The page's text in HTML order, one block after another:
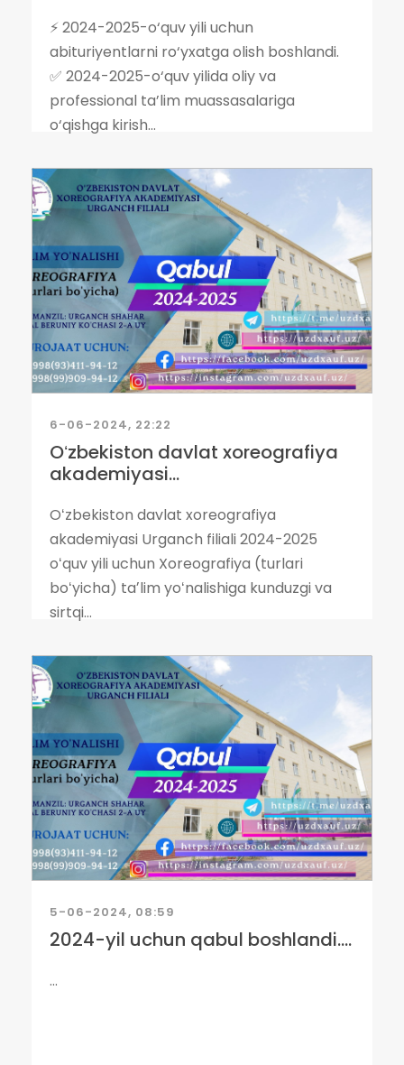
⚡️ 2024-2025-o‘quv yili uchun
abituriyentlarni ro‘yxatga olish boshlandi.
✅ 2024-2025-o‘quv yilida oliy va
professional ta’lim muassasalariga
o‘qishga kirish...
6-06-2024, 22:22
Oʻzbekiston davlat xoreografiya
akademiyasi...
Oʻzbekiston davlat xoreografiya
akademiyasi Urganch filiali 2024-2025
oʻquv yili uchun Xoreografiya (turlari
boʻyicha) taʼlim yoʻnalishiga kunduzgi va
sirtqi...
5-06-2024, 08:59
2024-yil uchun qabul boshlandi....
...